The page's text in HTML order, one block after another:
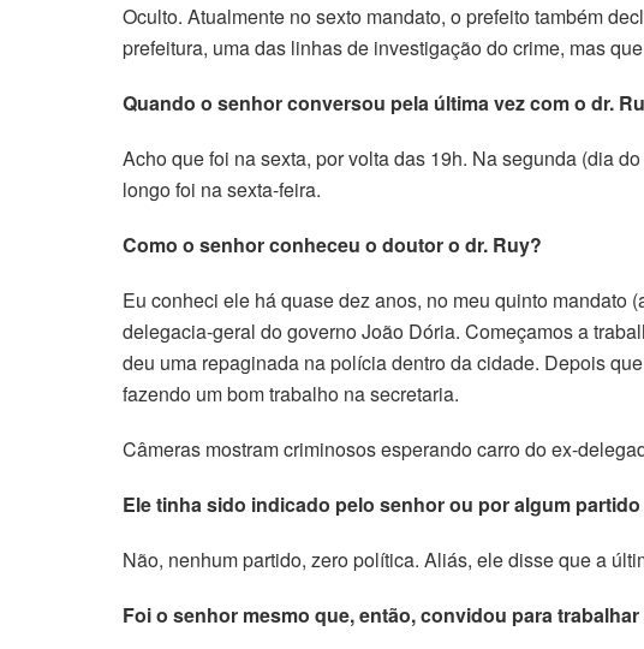
Oculto. Atualmente no sexto mandato, o prefeito também
prefeitura, uma das linhas de investigação do crime, mas
Quando o senhor conversou pela última vez com o dr.
Acho que foi na sexta, por volta das 19h. Na segunda (dia
longo foi na sexta-feira.
Como o senhor conheceu o doutor o dr. Ruy?
Eu conheci ele há quase dez anos, no meu quinto mandato
delegacia-geral do governo João Dória. Começamos a
deu uma repaginada na polícia dentro da cidade. Depois
fazendo um bom trabalho na secretaria.
Câmeras mostram criminosos esperando carro do ex-
Ele tinha sido indicado pelo senhor ou por algum
Não, nenhum partido, zero política. Aliás, ele disse que a
Foi o senhor mesmo que, então, convidou para trabalhar